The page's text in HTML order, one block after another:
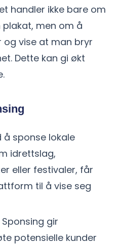
handler ikke bare om
men om å
og vise at man bryr
Dette kan gi økt
å sponse lokale
idrettslag,
eller festivaler, får
til å vise seg
Sponsing gir
potensielle kunder